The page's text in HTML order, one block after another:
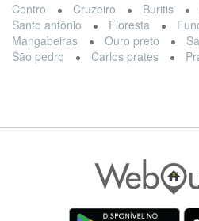
Centro Cruzeiro Buritis
Santo antônio
Floresta
Mangabeiras
Ouro preto
São pedro
Carlos prates